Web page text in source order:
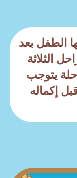
الطفل بعد
الثلاثة
يتوجب
إكماله